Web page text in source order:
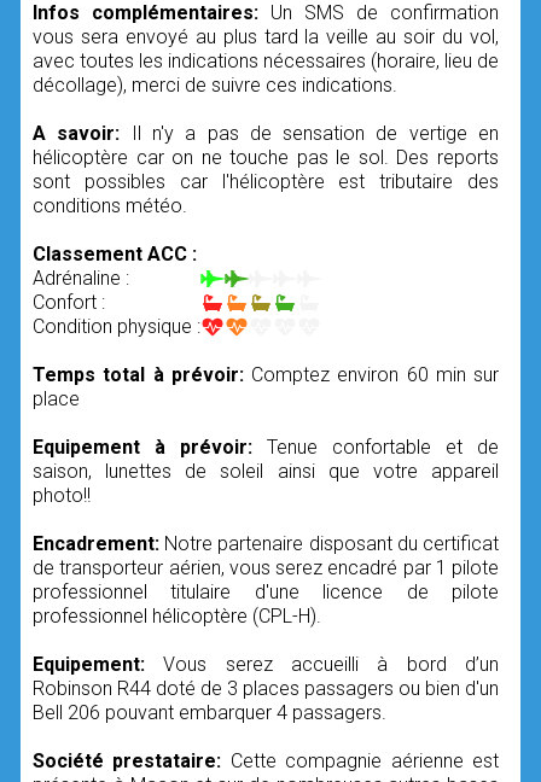
Infos complémentaires: Un SMS de confirmation
vous sera envoyé au plus tard la veille au soir du vol,
avec toutes les indications nécessaires (horaire, lieu de
décollage), merci de suivre ces indications.
A savoir:
Il n'y a pas de sensation de vertige en
hélicoptère car on ne touche pas le sol. Des reports
sont possibles car l'hélicoptère est tributaire des
conditions météo.
Classement ACC :
Adrénaline :
Confort :
Condition physique :
Temps total à prévoir: Comptez environ 60 min sur
place
Equipement à prévoir: Tenue confortable et de
saison, lunettes de soleil ainsi que votre appareil
photo!!
Encadrement: Notre partenaire disposant du certificat
de transporteur aérien, vous serez encadré par 1 pilote
professionnel titulaire d'une licence de pilote
professionnel hélicoptère (CPL-H).
Equipement:Vous serez accueilli à bord d’un
Robinson R44 doté de 3 places passagers ou bien d'un
Bell 206 pouvant embarquer 4 passagers.
Société prestataire: Cette compagnie aérienne est